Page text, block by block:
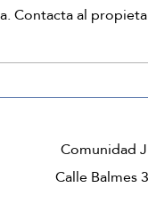
Contacta al
Comunidad
Calle Balmes